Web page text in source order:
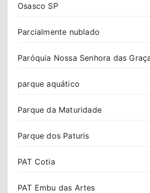
Osasco SP
Parcialmente nublado
Paróquia Nossa Senhora das
parque aquático
Parque da Maturidade
Parque dos Paturis
PAT Cotia
PAT Embu das Artes